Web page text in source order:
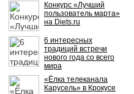
Конкурс «Лучший
пользователь марта»
на Diets.ru
6 интересных
традиций встречи
нового года со всего
мира
«Ёлка телеканала
Карусель» в Крокусе